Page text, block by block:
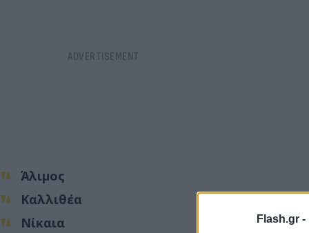
Flash.gr -
Άλιμος
Καλλιθέα
Νίκαια